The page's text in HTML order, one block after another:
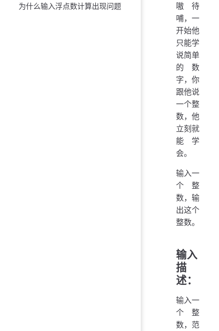
为什么输入浮点数计算出现问题
嗷待
哺，一
开始他
只能学
说简单
的数
字，你
跟他说
一个整
数，他
立刻就
能学
会。
输入一
个整
数，输
出这个
整数。
输入
描
述：
输入一
个整
数，范